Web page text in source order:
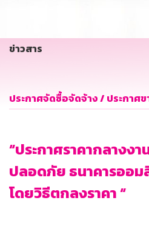
ข่าวสาร
ประกาศจัดซื้อจัดจ้าง / ประกาศข
“ประกาศราคากลางง
ปลอดภัย ธนาคารออม
โดยวิธีตกลงราคา “